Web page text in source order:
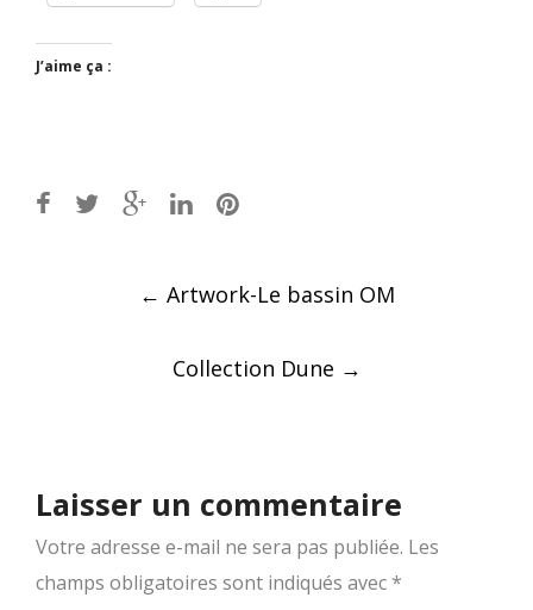
J’aime ça :
← Artwork-Le bassin OM
Collection Dune →
Laisser un commentaire
Votre adresse e-mail ne sera pas publiée. Les
champs obligatoires sont indiqués avec *